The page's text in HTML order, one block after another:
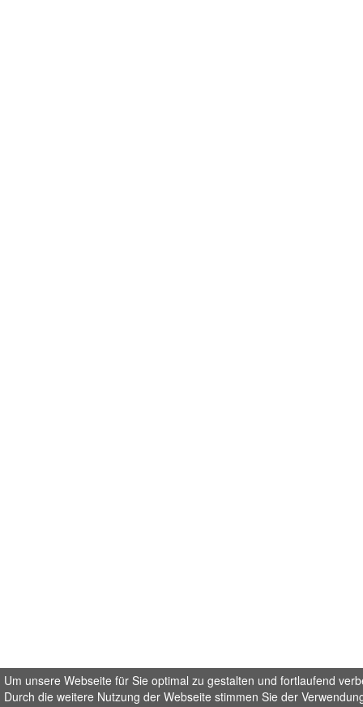
Um unsere Webseite für Sie optimal zu gestalten und fortlaufend
Durch die weitere Nutzung der Webseite stimmen Sie der